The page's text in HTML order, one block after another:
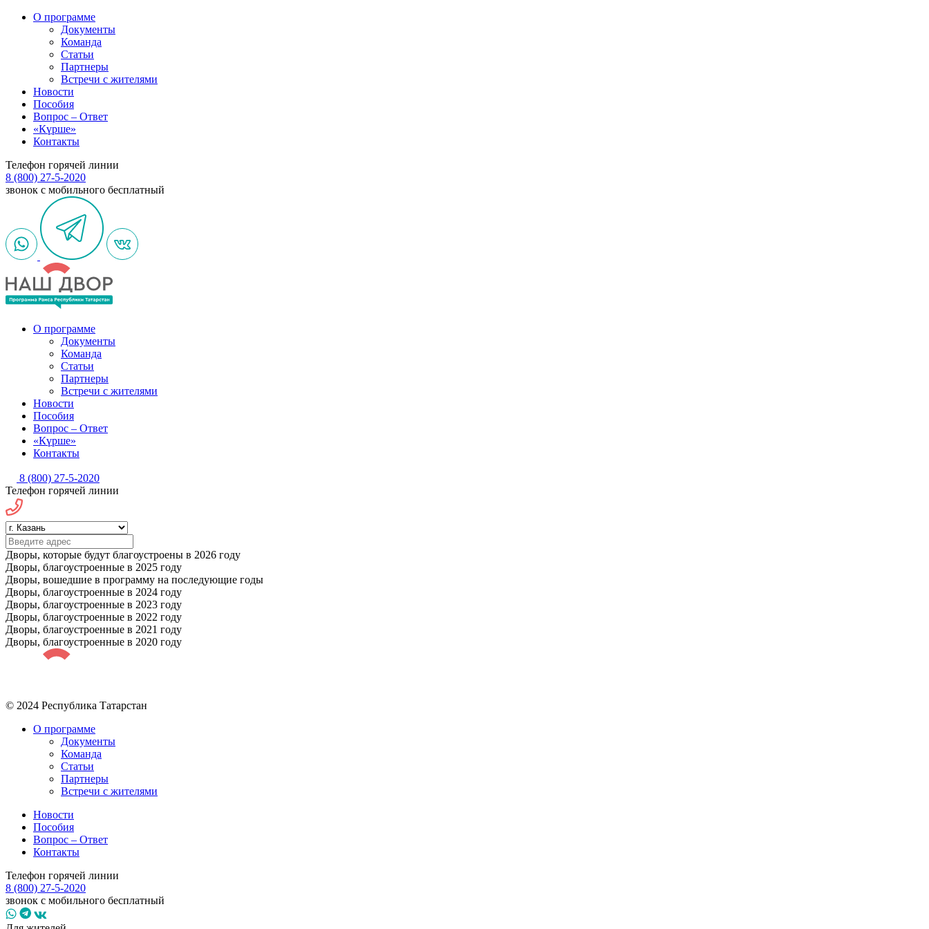
О программе
Документы
Команда
Статьи
Партнеры
Встречи с жителями
Новости
Пособия
Вопрос – Ответ
«Күрше»
Контакты
Телефон горячей линии
8 (800) 27-5-2020
звонок с мобильного бесплатный
О программе
Документы
Команда
Статьи
Партнеры
Встречи с жителями
Новости
Пособия
Вопрос – Ответ
«Күрше»
Контакты
8 (800) 27-5-2020
Телефон горячей линии
Дворы, которые будут благоустроены в 2026 году
Дворы, благоустроенные в 2025 году
Дворы, вошедшие в программу на последующие годы
Дворы, благоустроенные в 2024 году
Дворы, благоустроенные в 2023 году
Дворы, благоустроенные в 2022 году
Дворы, благоустроенные в 2021 году
Дворы, благоустроенные в 2020 году
© 2024 Республика Татарстан
О программе
Документы
Команда
Статьи
Партнеры
Встречи с жителями
Новости
Пособия
Вопрос – Ответ
Контакты
Телефон горячей линии
8 (800) 27-5-2020
звонок с мобильного бесплатный